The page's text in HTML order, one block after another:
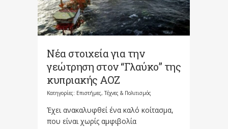
Νέα στοιχεία για την
γεώτρηση στον “Γλαύκο” της
κυπριακής ΑΟΖ
Κατηγορίες: Επιστήμες, Τέχνες & Πολιτισμός
Έχει ανακαλυφθεί ένα καλό κοίτασμα,
που είναι χωρίς αμφιβολία